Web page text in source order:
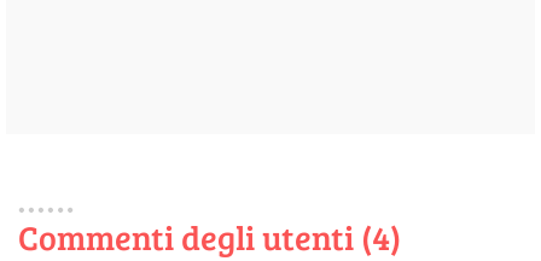
Commenti degli utenti (4)